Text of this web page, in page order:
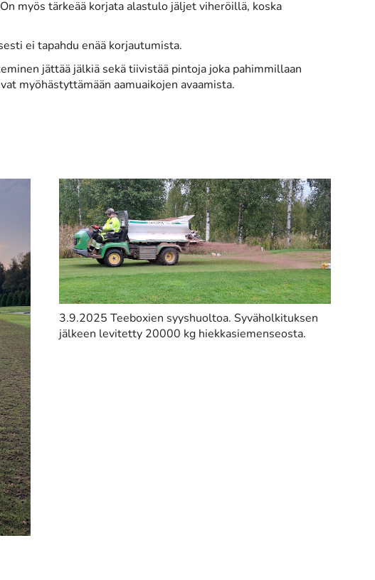
myös tärkeää korjata alastulo jäljet viheröillä, koska
ei tapahdu enää korjautumista.
jättää jälkiä sekä tiivistää pintoja joka pahimmillaan
myöhästyttämään aamuaikojen avaamista.
3.9.2025 Teeboxien syyshuoltoa. Syväholkituksen
jälkeen levitetty 20000 kg hiekkasiemenseosta.